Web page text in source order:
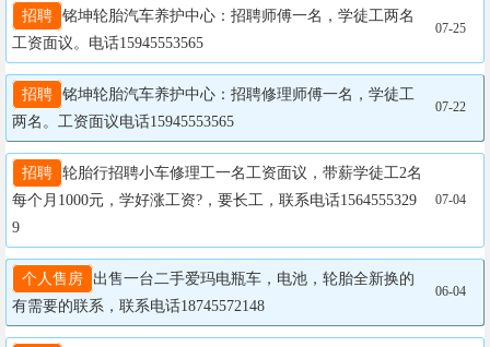
招聘 铭坤轮胎汽车养护中心：招聘师傅一名，学徒工两名
工资面议。电话15945553565
07-25
招聘 铭坤轮胎汽车养护中心：招聘修理师傅一名，学徒工
两名。工资面议电话15945553565
07-22
招聘 轮胎行招聘小车修理工一名工资面议，带薪学徒工2名
每个月1000元，学好涨工资?，要长工，联系电话1564555329
9
07-04
个人售房
出售一台二手爱玛电瓶车，电池，轮胎全新换的
有需要的联系，联系电话18745572148
06-04